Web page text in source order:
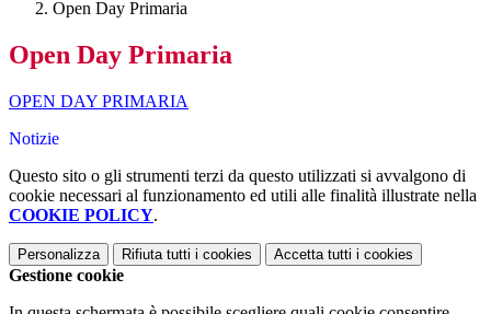
Open Day Primaria
Open Day Primaria
OPEN DAY PRIMARIA
Notizie
Questo sito o gli strumenti terzi da questo utilizzati si avvalgono di
cookie necessari al funzionamento ed utili alle finalità illustrate nella
COOKIE POLICY.
Personalizza Rifiuta tutti i cookies Accetta tutti i cookies
Gestione cookie